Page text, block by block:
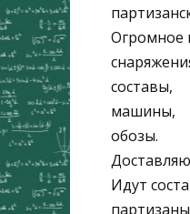
Огромное
составы,
машины,
обозы.
Идут